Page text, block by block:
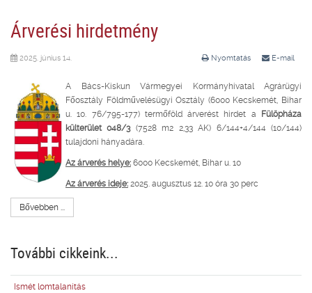
Árverési hirdetmény
Nyomtatás E-mail
2025. június 14.
A Bács-Kiskun Vármegyei Kormányhivatal Agrárügyi
Főosztály Földművelésügyi Osztály (6000 Kecskemét, Bihar
u. 10. 76/795-177) termőföld árverést hirdet a
Fülöpháza
külterület 048/3(7528 m2 2,33 AK) 6/144+4/144 (10/144)
tulajdoni hányadára.
Az árverés helye: 6000 Kecskemét, Bihar u. 10
Az árverés ideje: 2025. augusztus 12. 10 óra 30 perc
Bővebben ...
További cikkeink...
Ismét lomtalanítás